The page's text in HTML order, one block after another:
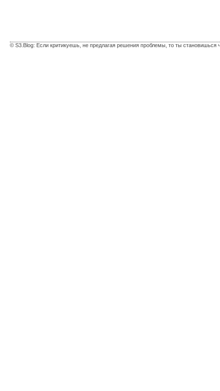
© S3.Blog: Если критикуешь, не предлагая решения проблемы, то ты становишься